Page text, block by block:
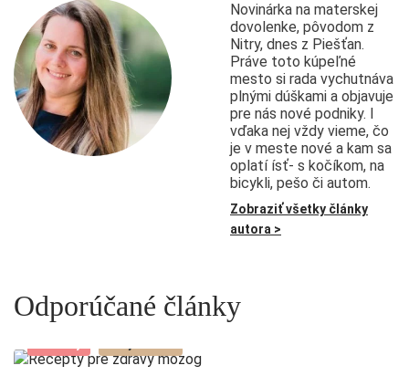
Novinárka na materskej
dovolenke, pôvodom z
Nitry, dnes z Piešťan.
Práve toto kúpeľné
mesto si rada vychutnáva
plnými dúškami a objavuje
pre nás nové podniky. I
vďaka nej vždy vieme, čo
je v meste nové a kam sa
oplatí ísť- s kočíkom, na
bicykli, pešo či autom.
Zobraziť všetky články
autora >
Odporúčané články